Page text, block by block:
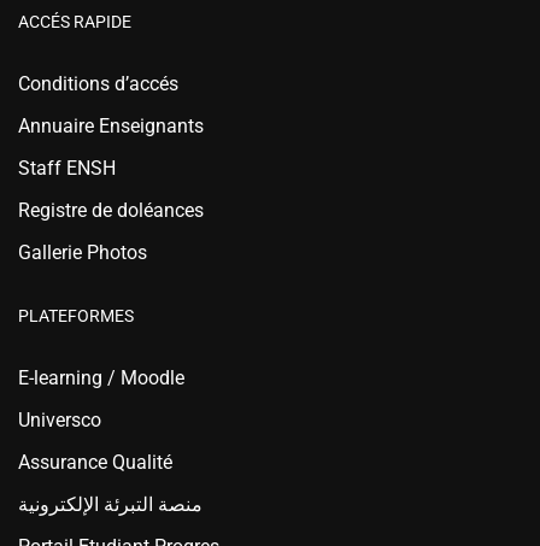
ACCÉS RAPIDE
Conditions d’accés
Annuaire Enseignants
Staff ENSH
Registre de doléances
Gallerie Photos
PLATEFORMES
E-learning / Moodle
Universco
Assurance Qualité
منصة التبرئة الإلكترونية